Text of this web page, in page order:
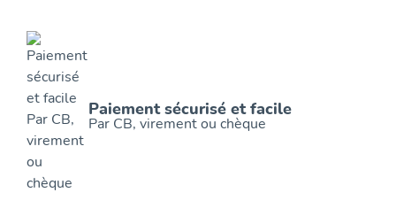
Paiement sécurisé et facile
Par CB, virement ou chèque